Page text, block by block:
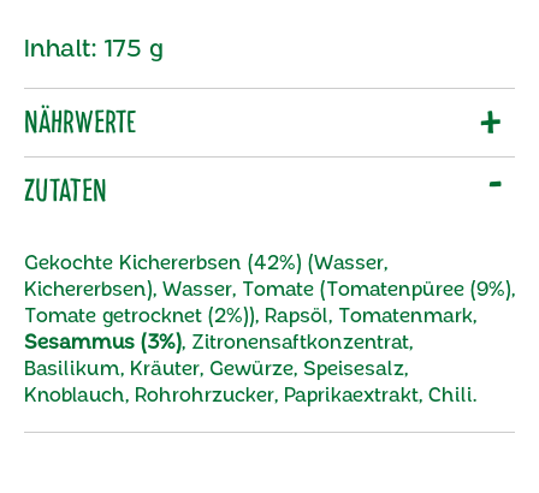
Inhalt: 175 g
Nährwerte
Zutaten
Gekochte Kichererbsen (42%) (Wasser,
Kichererbsen), Wasser, Tomate (Tomatenpüree (9%),
Tomate getrocknet (2%)), Rapsöl, Tomatenmark,
Sesammus (3%), Zitronensaftkonzentrat,
Basilikum, Kräuter, Gewürze, Speisesalz,
Knoblauch, Rohrohrzucker, Paprikaextrakt, Chili.